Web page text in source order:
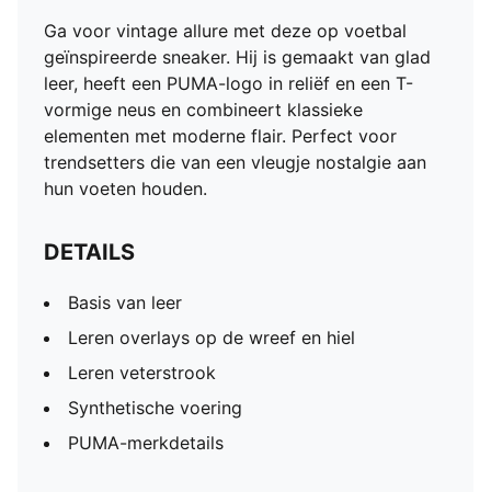
Ga voor vintage allure met deze op voetbal
geïnspireerde sneaker. Hij is gemaakt van glad
leer, heeft een PUMA-logo in reliëf en een T-
vormige neus en combineert klassieke
elementen met moderne flair. Perfect voor
trendsetters die van een vleugje nostalgie aan
hun voeten houden.
DETAILS
Basis van leer
Leren overlays op de wreef en hiel
Leren veterstrook
Synthetische voering
PUMA-merkdetails